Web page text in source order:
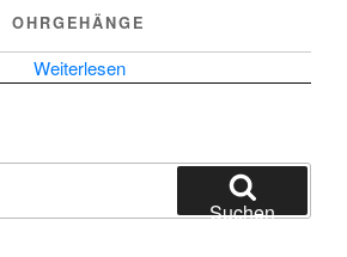
OHRGEHÄNGE
Weiterlesen
Suchen